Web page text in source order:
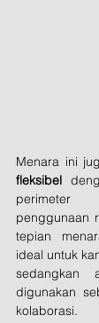
Menara ini
fleksibel
perimeter
penggunaan
tepian
ideal untuk
sedangkan
digunakan
kolaborasi.